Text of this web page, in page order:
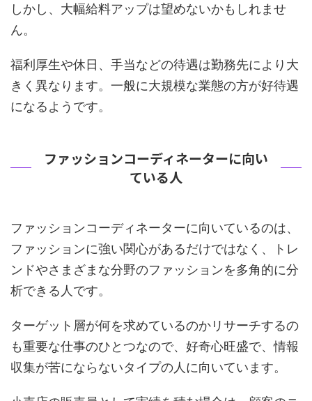
しかし、大幅給料アップは望めないかもしれませ
ん。
福利厚生や休日、手当などの待遇は勤務先により大
きく異なります。一般に大規模な業態の方が好待遇
になるようです。
ファッションコーディネーターに向い
ている人
ファッションコーディネーターに向いているのは、
ファッションに強い関心があるだけではなく、トレ
ンドやさまざまな分野のファッションを多角的に分
析できる人です。
ターゲット層が何を求めているのかリサーチするの
も重要な仕事のひとつなので、好奇心旺盛で、情報
収集が苦にならないタイプの人に向いています。